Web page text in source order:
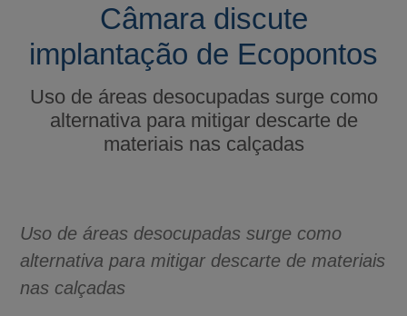
Câmara discute
implantação de Ecopontos
Uso de áreas desocupadas surge como
alternativa para mitigar descarte de
materiais nas calçadas
Uso de áreas desocupadas surge como
alternativa para mitigar descarte de materiais
nas calçadas